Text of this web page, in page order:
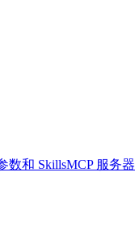
数和 SkillsMCP 服务器